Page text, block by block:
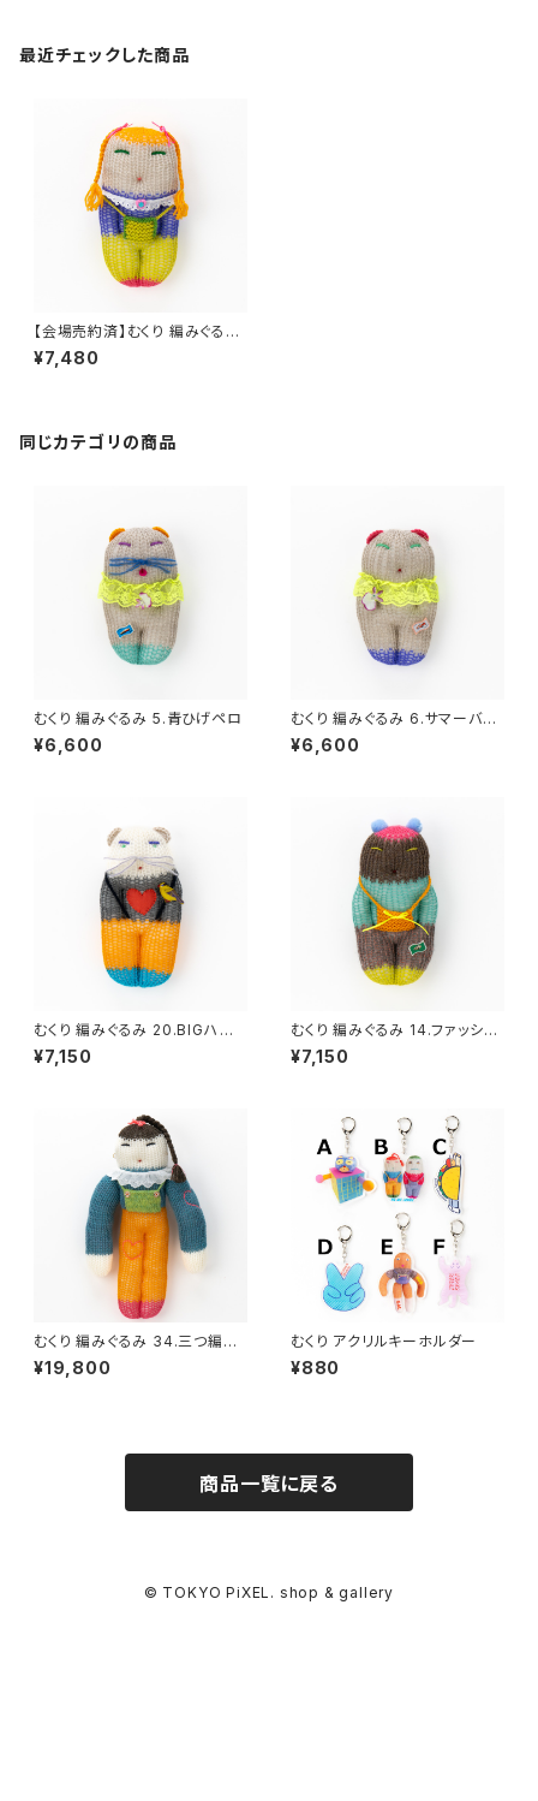
最近チェックした商品
【会場売約済】むくり 編みぐるみ
27.セーラームーン
¥7,480
同じカテゴリの商品
むくり 編みぐるみ 5.青ひげペロ
¥6,600
むくり 編みぐるみ 6.サマーバケ
ーション
¥6,600
むくり 編みぐるみ 20.BIGハート
セーター
¥7,150
むくり 編みぐるみ 14.ファッショ
ニスタ
¥7,150
むくり 編みぐるみ 34.三つ編み
ちゃん
¥19,800
むくり アクリルキーホルダー
¥880
商品一覧に戻る
© TOKYO PiXEL. shop & gallery